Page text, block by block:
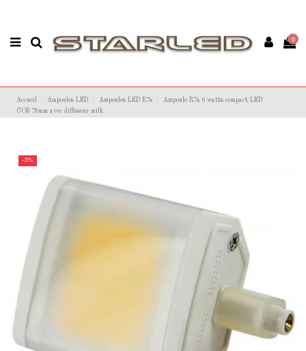
0
Accueil Ampoules LED Ampoules LED R7s
Ampoule R7s 6 watts compact LED
COB 78mm avec diffuseur milk
-3%